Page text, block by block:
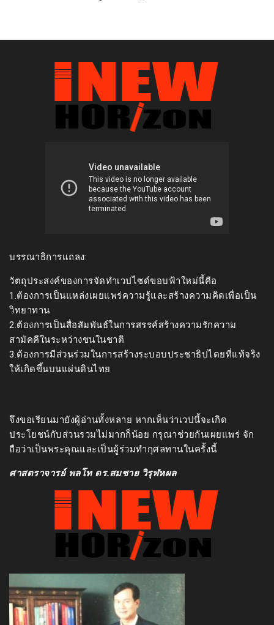
บรรณาธิการแถลง:
วัตถุประสงค์ของการจัดทำเวปไซด์ขอบฟ้าใหม่นี้คือ
1.ต้องการเป็นแหล่งเผยแพร่ความรู้และสร้างความคิดเพื่อเป็น
วิทยาทาน
2.ต้องการเป็นสื่อสัมพันธ์ในการสรรค์สร้างความรักความ
สามัคคีในระหว่างชนในชาติ
3.ต้องการมีส่วนร่วมในการสร้างระบอบประชาธิปไตยที่แท้จริง
ให้เกิดขึ้นบนแผ่นดินไทย
จึงขอเรียนมายังผู้อ่านทั้งหลาย หากเห็นว่าเวปนี้จะเกิด
ประโยชน์กับส่วนรวมไม่มากก็น้อย กรุณาช่วยกันเผยแพร่ จัก
ถือว่าเป็นพระคุณและเป็นผู้ร่วมทำกุศลทานในครั้งนี้
ศาสตราจารย์ พลโท ดร.สมชาย วิรุฬหผล